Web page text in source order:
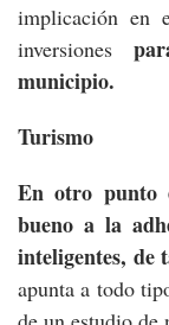
implicación en
inversiones
municipio.
Turismo
En otro punto
bueno a la
inteligentes, de
apunta a todo